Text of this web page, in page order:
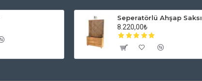
Seperatörlü Ahşap Saksı
8.220,00₺